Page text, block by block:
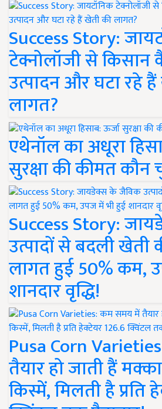
Success Story:
टेक्नोलॉजी से किसान
उत्पादन और घटा रहे
लागत?
एथेनॉल का अधूरा
सुरक्षा की कीमत कौन
Success Story:
उत्पादों से बदली खेती
लागत हुई 50% कम,
शानदार वृद्धि!
Pusa Corn
तैयार हो जाती हैं
किस्में, मिलती है प्रति